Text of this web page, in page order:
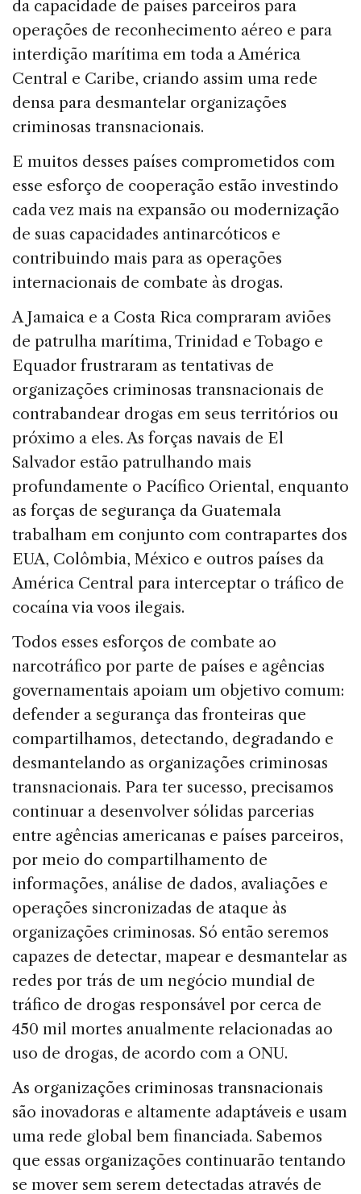
da capacidade de países parceiros para
operações de reconhecimento aéreo e para
interdição marítima em toda a América
Central e Caribe, criando assim uma rede
densa para desmantelar organizações
criminosas transnacionais.
E muitos desses países comprometidos com
esse esforço de cooperação estão investindo
cada vez mais na expansão ou modernização
de suas capacidades antinarcóticos e
contribuindo mais para as operações
internacionais de combate às drogas.
A Jamaica e a Costa Rica compraram aviões
de patrulha marítima, Trinidad e Tobago e
Equador frustraram as tentativas de
organizações criminosas transnacionais de
contrabandear drogas em seus territórios ou
próximo a eles. As forças navais de El
Salvador estão patrulhando mais
profundamente o Pacífico Oriental, enquanto
as forças de segurança da Guatemala
trabalham em conjunto com contrapartes dos
EUA, Colômbia, México e outros países da
América Central para interceptar o tráfico de
cocaína via voos ilegais.
Todos esses esforços de combate ao
narcotráfico por parte de países e agências
governamentais apoiam um objetivo comum:
defender a segurança das fronteiras que
compartilhamos, detectando, degradando e
desmantelando as organizações criminosas
transnacionais. Para ter sucesso, precisamos
continuar a desenvolver sólidas parcerias
entre agências americanas e países parceiros,
por meio do compartilhamento de
informações, análise de dados, avaliações e
operações sincronizadas de ataque às
organizações criminosas. Só então seremos
capazes de detectar, mapear e desmantelar as
redes por trás de um negócio mundial de
tráfico de drogas responsável por cerca de
450 mil mortes anualmente relacionadas ao
uso de drogas, de acordo com a ONU.
As organizações criminosas transnacionais
são inovadoras e altamente adaptáveis e usam
uma rede global bem financiada. Sabemos
que essas organizações continuarão tentando
se mover sem serem detectadas através de